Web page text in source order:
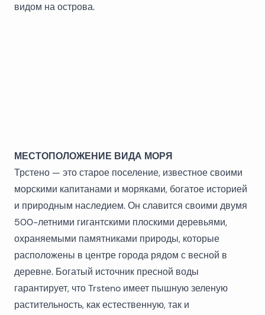
видом на острова.
МЕСТОПОЛОЖЕНИЕ ВИДА МОРЯ
Трстено — это старое поселение, известное своими
морскими капитанами и моряками, богатое историей
и природным наследием. Он славится своими двумя
500-летними гигантскими плоскими деревьями,
охраняемыми памятниками природы, которые
расположены в центре города рядом с весной в
деревне. Богатый источник пресной воды
гарантирует, что Trsteno имеет пышную зеленую
растительность, как естественную, так и